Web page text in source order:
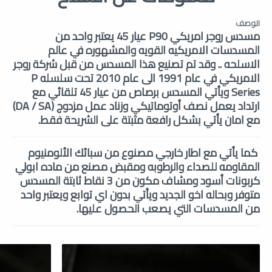
الوصف
مسدس روجر امريكي P90 عيار 45 يعتبر واحد من
المسدسات الامريكيه القويه والمشهوره في عالم
الاسلحه .. وقد تم تصنيع هذا المسدس من قبل شركة روجر
الامريكي في عام 1991 الى عام 2010 تحت سلسله P
Series ويأتي المسدس برصاص من عيار 45 تلقائي مع
ارتداد يعمل نصف أوتوماتيكي وزناد عمل مزدوج (DA / SA)
مع امان يأتي بشكل رافعة مثبتة على الشريحة فقط.
كما يأتي مع اطار خارجي مصنوع من سبائك الألومنيوم
المقاومه للصداء والرطوبه ومقبض مصنع من ماده ابولي
كربونات أسود ومشاف مكون من 3 نقاط ثابتة المسدس
متوفر وبحاله اخو الجديد ويأتي بدون اي توابع ويعتبر واحد
من المسدسات التي يصعب الحصول عليها.